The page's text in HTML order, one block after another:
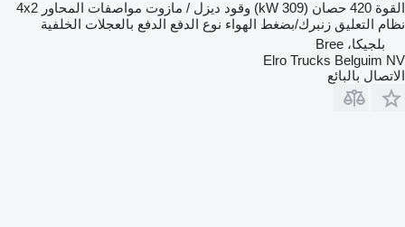
القوة 420 حصان (309 kW) وقود ديزل / مازوت مواصفات المحاور 4x2
نظام التعليق زنبرك/بضغط الهواء نوع الدفع الدفع بالعجلات الخلفية
بلجيكا، Bree
Elro Trucks Belguim NV
الاتصال بالبائع